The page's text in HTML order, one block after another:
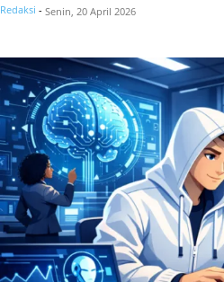
Redaksi - Senin, 20 April 2026